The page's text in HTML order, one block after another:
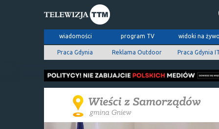
wiadomości program TV widoki na
Praca Gdynia Reklama Outdoor Praca Gdynia